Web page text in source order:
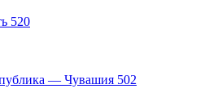
520
— Чувашия 502